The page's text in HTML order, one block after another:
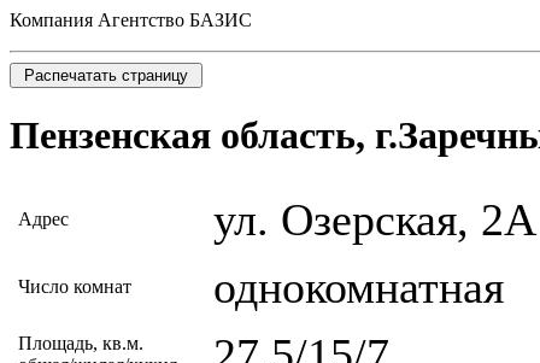
Компания Агентство БАЗИС
Пензенская область,
Адрес ул. Озерская, 2А
Число комнат однокомнатная
Площадь, кв.м.